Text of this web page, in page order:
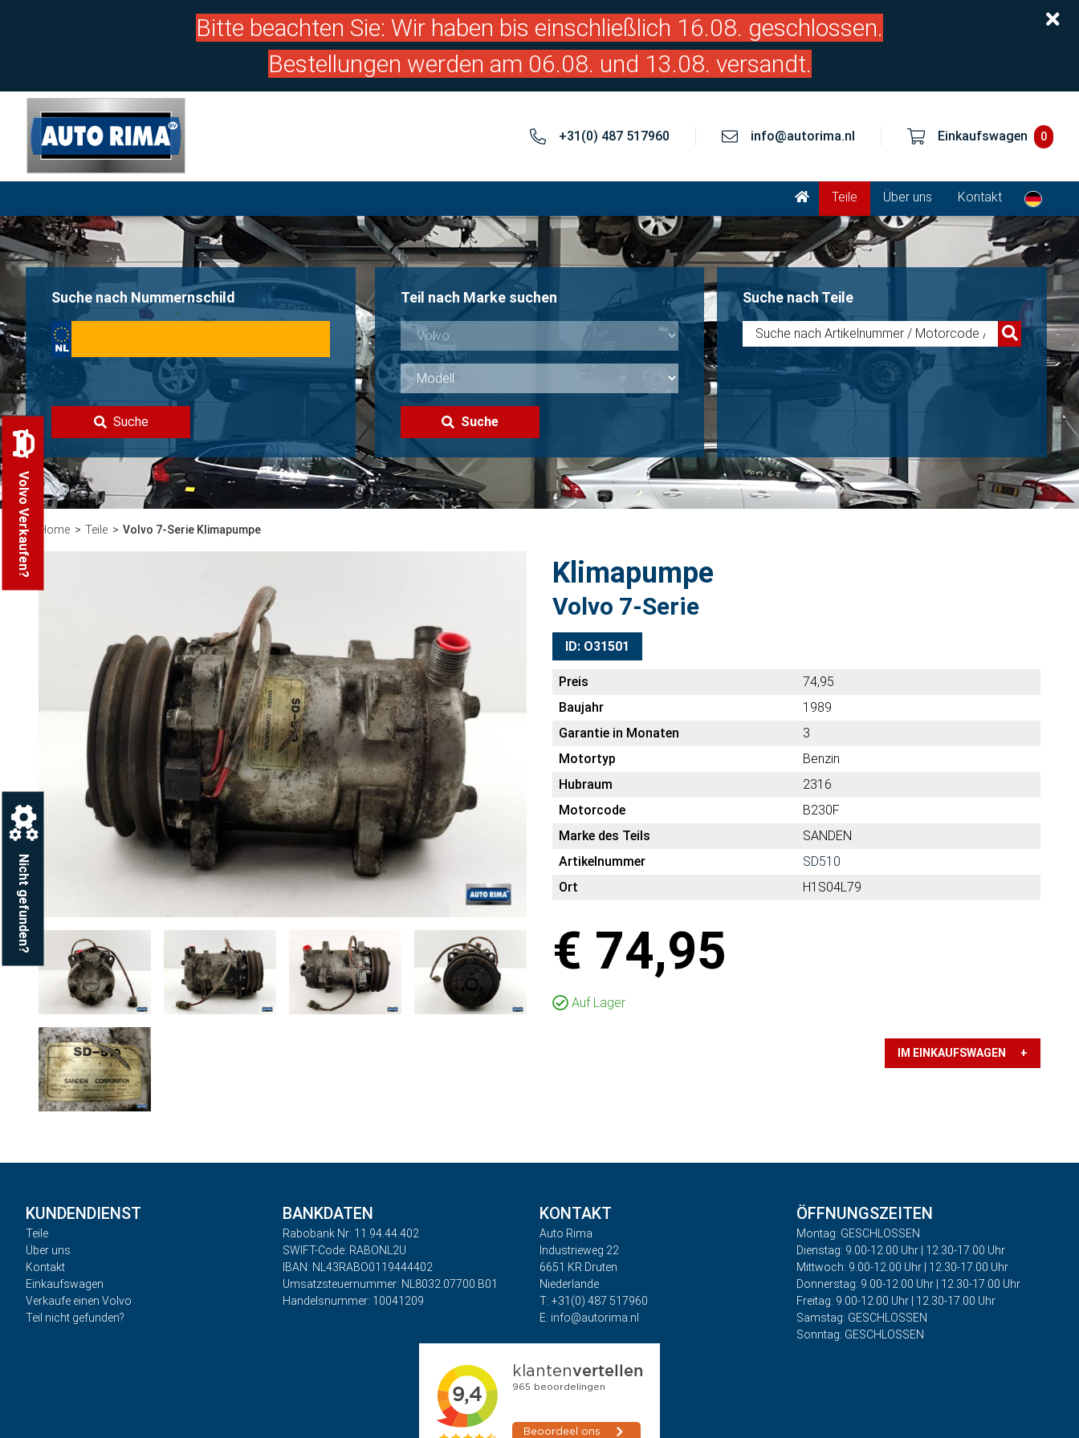
Bitte beachten Sie: Wir haben bis einschließlich 16.08. geschlossen.
Bestellungen werden am 06.08. und 13.08. versandt.
+31(0) 487 517960 info@autorima.nl Einkaufswagen 0
Teile Über uns Kontakt
Suche nach Nummernschild
Suche
Teil nach Marke suchen
Suche
Suche nach Teile
Home Teile Volvo 7-Serie Klimapumpe
Klimapumpe
Volvo 7-Serie
ID: O31501
Preis
74,95
Baujahr
1989
Garantie in Monaten
3
Motortyp
Benzin
Hubraum
2316
Motorcode
B230F
Marke des Teils
SANDEN
Artikelnummer
SD510
Ort
H1S04L79
€ 74,95
Auf Lager
IM EINKAUFSWAGEN +
KUNDENDIENST
Teile
Über uns
Kontakt
Einkaufswagen
Verkaufe einen Volvo
Teil nicht gefunden?
BANKDATEN
Rabobank Nr: 11.94.44.402
SWIFT-Code: RABONL2U
IBAN: NL43RABO0119444402
Umsatzsteuernummer: NL8032.07700.B01
Handelsnummer: 10041209
KONTAKT
Auto Rima
Industrieweg 22
6651 KR Druten
Niederlande
T: +31(0) 487 517960
E: info@autorima.nl
ÖFFNUNGSZEITEN
Montag: GESCHLOSSEN
Dienstag: 9.00-12.00 Uhr | 12.30-17.00 Uhr
Mittwoch: 9.00-12.00 Uhr | 12.30-17.00 Uhr
Donnerstag: 9.00-12.00 Uhr | 12.30-17.00 Uhr
Freitag: 9.00-12.00 Uhr | 12.30-17.00 Uhr
Samstag: GESCHLOSSEN
Sonntag: GESCHLOSSEN
Volvo Verkaufen?
Nicht gefunden?